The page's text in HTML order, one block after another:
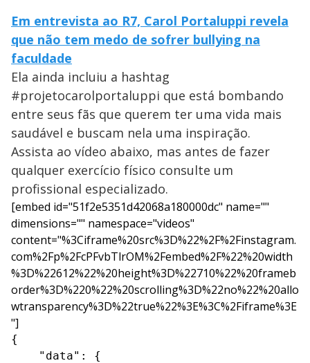
Em entrevista ao R7, Carol Portaluppi revela
que não tem medo de sofrer bullying na
faculdade
Ela ainda incluiu a hashtag
#projetocarolportaluppi que está bombando
entre seus fãs que querem ter uma vida mais
saudável e buscam nela uma inspiração.
Assista ao vídeo abaixo, mas antes de fazer
qualquer exercício físico consulte um
profissional especializado.
[embed id="51f2e5351d42068a180000dc" name=""
dimensions="" namespace="videos"
content="%3Ciframe%20src%3D%22%2F%2Finstagram.
com%2Fp%2FcPFvbTlrOM%2Fembed%2F%22%20width
%3D%22612%22%20height%3D%22710%22%20frameb
order%3D%220%22%20scrolling%3D%22no%22%20allo
wtransparency%3D%22true%22%3E%3C%2Fiframe%3E
"]
{
    "data": {